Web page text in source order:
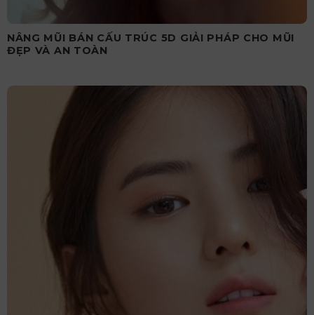
NÂNG MŨI BÁN CẤU TRÚC 5D GIẢI PHÁP CHO MŨI
ĐẸP VÀ AN TOÀN